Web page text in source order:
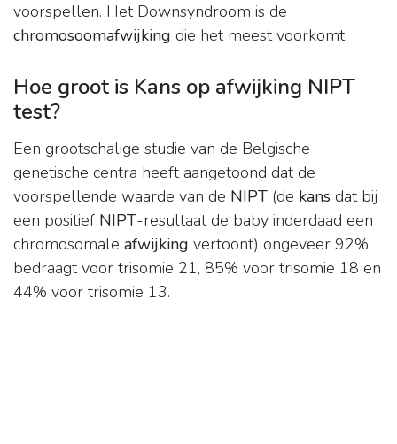
voorspellen. Het Downsyndroom is de
chromosoomafwijking die het meest voorkomt.
Hoe groot is Kans op afwijking NIPT
test?
Een grootschalige studie van de Belgische
genetische centra heeft aangetoond dat de
voorspellende waarde van de NIPT (de kans dat bij
een positief NIPT-resultaat de baby inderdaad een
chromosomale afwijking vertoont) ongeveer 92%
bedraagt voor trisomie 21, 85% voor trisomie 18 en
44% voor trisomie 13.